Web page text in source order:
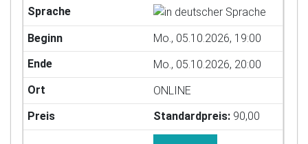
Mo., 05.10.2026, 19:00
Mo., 05.10.2026, 20:00
ONLINE
Standardpreis: 90,00